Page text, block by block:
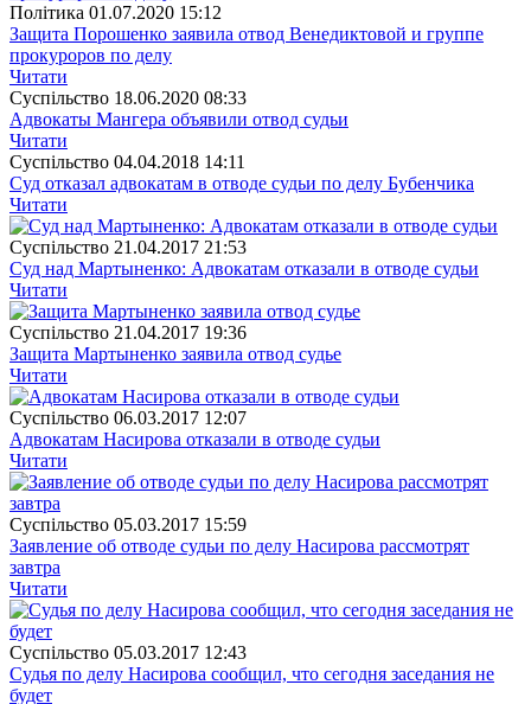
Полiтика 01.07.2020 15:12
Защита Порошенко заявила отвод Венедиктовой и группе
прокуроров по делу
Читати
Суспiльство 18.06.2020 08:33
Адвокаты Мангера объявили отвод судьи
Читати
Суспiльство 04.04.2018 14:11
Суд отказал адвокатам в отводе судьи по делу Бубенчика
Читати
Суспiльство 21.04.2017 21:53
Суд над Мартыненко: Адвокатам отказали в отводе судьи
Читати
Суспiльство 21.04.2017 19:36
Защита Мартыненко заявила отвод судье
Читати
Суспiльство 06.03.2017 12:07
Адвокатам Насирова отказали в отводе судьи
Читати
Суспiльство 05.03.2017 15:59
Заявление об отводе судьи по делу Насирова рассмотрят
завтра
Читати
Суспiльство 05.03.2017 12:43
Судья по делу Насирова сообщил, что сегодня заседания не
будет